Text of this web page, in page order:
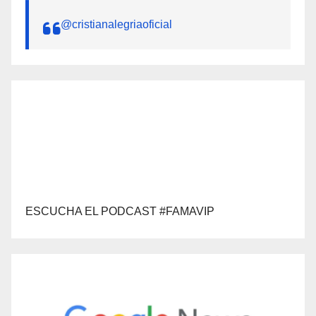
@cristianalegriaoficial
ESCUCHA EL PODCAST #FAMAVIP